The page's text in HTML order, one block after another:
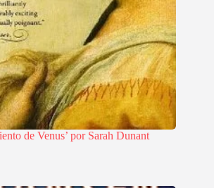
de Venus’ por Sarah Dunant